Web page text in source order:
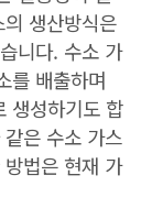
생산방식은
니다. 수소 가
를 배출하며
생성하기도 합
은 수소 가스
법은 현재 가